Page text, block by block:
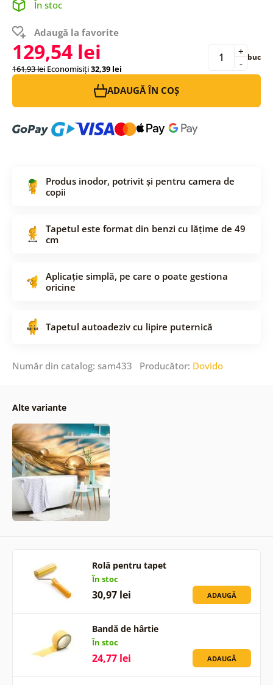
În stoc
Adaugă la favorite
129,54 lei
161,93 lei Economisiți32,39 lei -
+ buc
ADAUGĂ ÎN COȘ
Produs inodor, potrivit și pentru camera de
copii
Tapetul este format din benzi cu lățime de 49
cm
Aplicație simplă, pe care o poate gestiona
oricine
Tapetul autoadeziv cu lipire puternică
Număr din catalog: sam433 Producător: Dovido
Alte variante
Rolă pentru tapet
În stoc
30,97 lei ADAUGĂ
Bandă de hârtie
În stoc
24,77 lei ADAUGĂ